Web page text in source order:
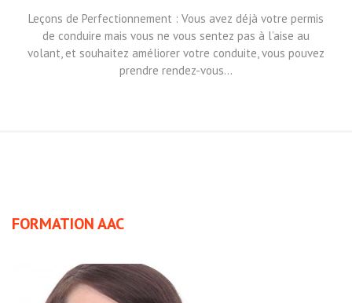
Leçons de Perfectionnement : Vous avez déjà votre permis
de conduire mais vous ne vous sentez pas à l’aise au
volant, et souhaitez améliorer votre conduite, vous pouvez
prendre rendez-vous…
FORMATION AAC